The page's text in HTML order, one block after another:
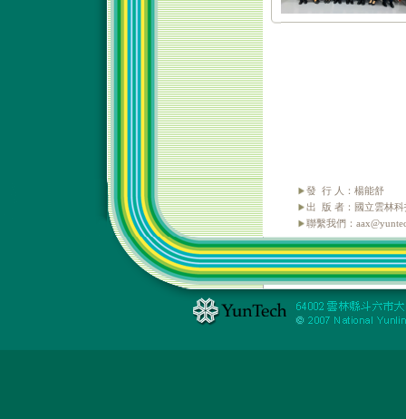
發 行 人：楊能舒
出 版 者：國立雲林科
聯繫我們：